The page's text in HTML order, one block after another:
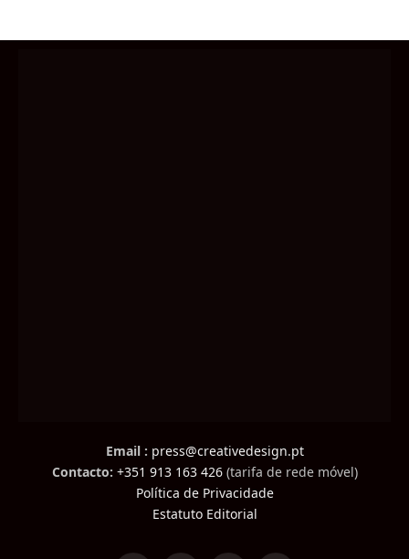
Email : press@creativedesign.pt
Contacto: +351 913 163 426(tarifa de rede móvel)
Política de Privacidade
Estatuto Editorial